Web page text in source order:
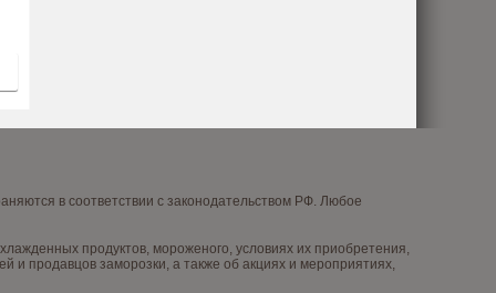
в соответствии с законодательством РФ. Любое
продуктов, мороженого, условиях их приобретения,
и продавцов заморозки, а также об акциях и мероприятиях,